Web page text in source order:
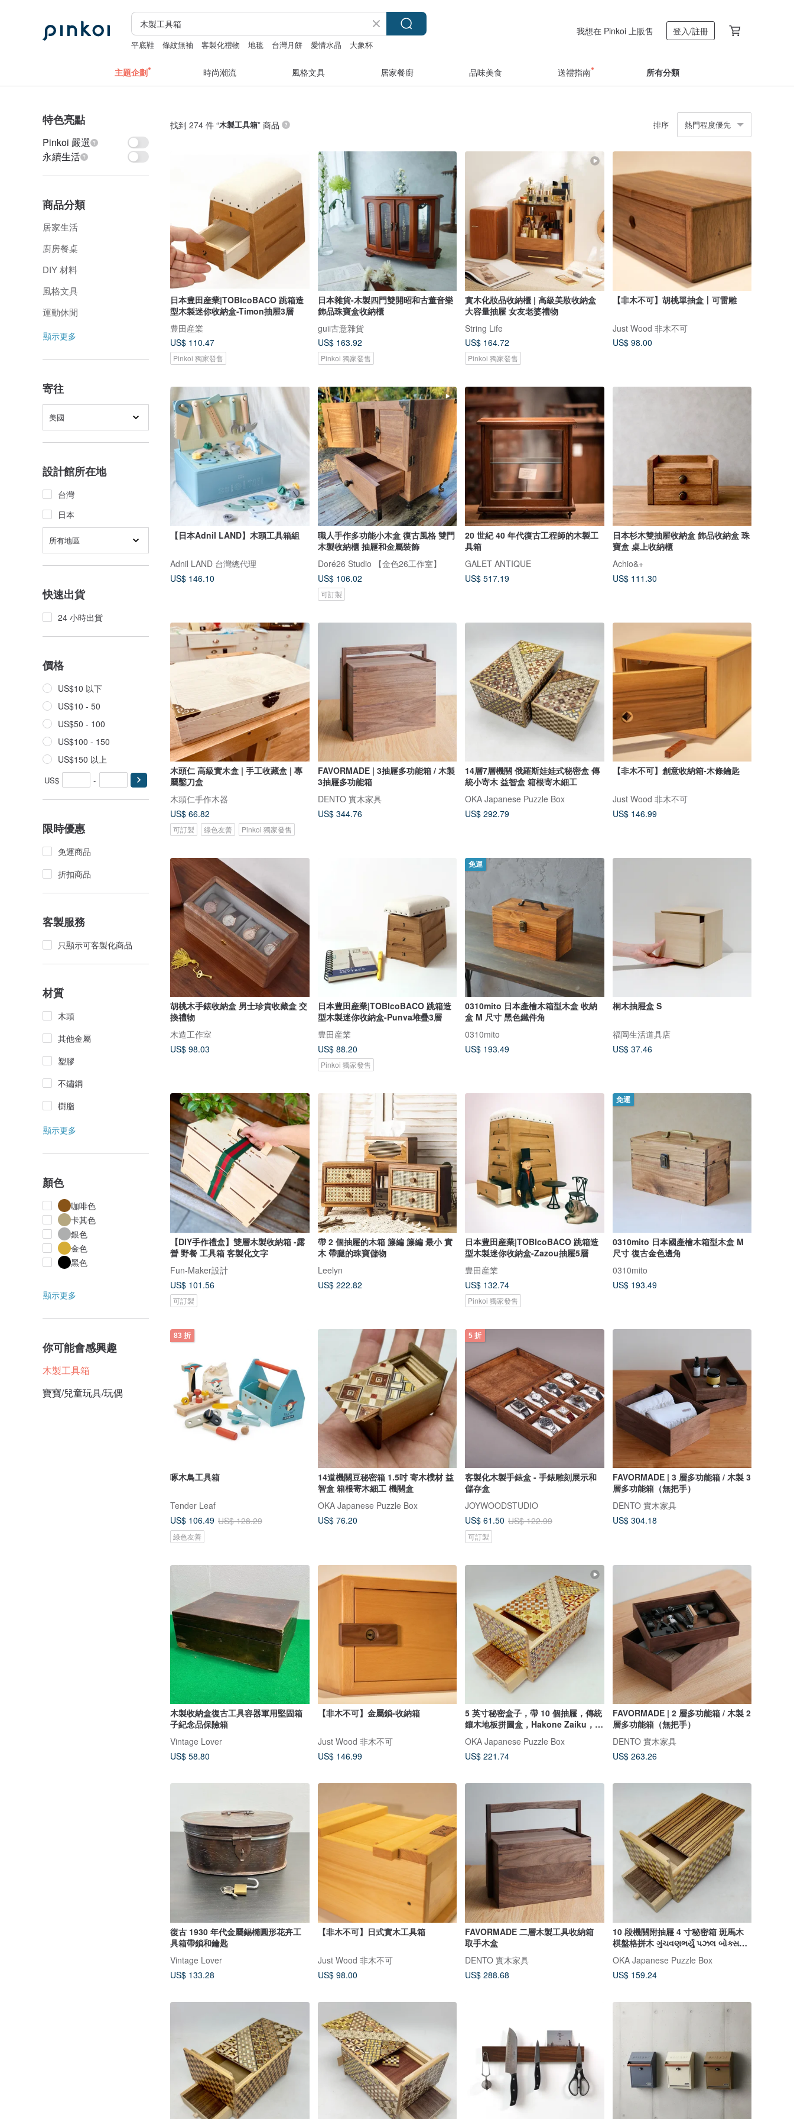
平底鞋 條紋無袖 客製化禮物 地毯 台灣月餅 愛情水晶
大象杯
我想在 Pinkoi 上販售 登入/註冊
主題企劃 時尚潮流 風格文具 居家餐廚 品味美食 送禮指南 所有分類
特色亮點
Pinkoi 嚴選
永續生活
商品分類
居家生活
廚房餐桌
DIY 材料
風格文具
運動休閒
顯示更多
寄往
美國
設計館所在地
台灣
日本
所有地區
快速出貨
24 小時出貨
價格
US$10 以下
US$10 - 50
US$50 - 100
US$100 - 150
US$150 以上
US$ -
限時優惠
免運商品
折扣商品
客製服務
只顯示可客製化商品
材質
木頭
其他金屬
塑膠
不鏽鋼
樹脂
顯示更多
顏色
咖啡色
卡其色
銀色
金色
黑色
顯示更多
你可能會感興趣
木製工具箱
寶寶/兒童玩具/玩偶
找到 274 件 “木製工具箱” 商品 排序 熱門程度優先
日本豊田産業|TOBIcoBACO 跳箱造
型木製迷你收納盒-Timon抽屜3層
豊田産業
US$ 110.47
Pinkoi 獨家發售
日本雜貨-木製四門雙開昭和古董音樂
飾品珠寶盒收納櫃
guii古意雜貨
US$ 163.92
Pinkoi 獨家發售
實木化妝品收納櫃 | 高級美妝收納盒
大容量抽屜 女友老婆禮物
String Life
US$ 164.72
Pinkoi 獨家發售
【非木不可】胡桃單抽盒丨可雷雕
Just Wood 非木不可
US$ 98.00
【日本Adnil LAND】木頭工具箱組
Adnil LAND 台灣總代理
US$ 146.10
職人手作多功能小木盒 復古風格 雙門
木製收納櫃 抽屜和金屬裝飾
Doré26 Studio 【金色26工作室】
US$ 106.02
可訂製
20 世紀 40 年代復古工程師的木製工
具箱
GALET ANTIQUE
US$ 517.19
日本杉木雙抽屜收納盒 飾品收納盒 珠
寶盒 桌上收納櫃
Achio&+
US$ 111.30
木頭仁 高級實木盒 | 手工收藏盒 | 專
屬鑿刀盒
木頭仁手作木器
US$ 66.82
可訂製 綠色友善 Pinkoi 獨家發售
FAVORMADE | 3抽屜多功能箱 / 木製
3抽屜多功能箱
DENTO 實木家具
US$ 344.76
14層7層機關 俄羅斯娃娃式秘密盒 傳
統小寄木 益智盒 箱根寄木細工
OKA Japanese Puzzle Box
US$ 292.79
【非木不可】創意收納箱-木條鑰匙
Just Wood 非木不可
US$ 146.99
胡桃木手錶收納盒 男士珍貴收藏盒 交
換禮物
木造工作室
US$ 98.03
日本豊田産業|TOBIcoBACO 跳箱造
型木製迷你收納盒-Punva堆疊3層
豊田産業
US$ 88.20
Pinkoi 獨家發售
免運
0310mito 日本產檜木箱型木盒 收納
盒 M 尺寸 黑色鐵件角
0310mito
US$ 193.49
桐木抽屜盒 S
福岡生活道具店
US$ 37.46
【DIY手作禮盒】雙層木製收納箱 -露
營 野餐 工具箱 客製化文字
Fun-Maker設計
US$ 101.56
可訂製
帶 2 個抽屜的木箱 籐編 籐編 最小 實
木 帶腿的珠寶儲物
Leelyn
US$ 222.82
日本豊田産業|TOBIcoBACO 跳箱造
型木製迷你收納盒-Zazou抽屜5層
豊田産業
US$ 132.74
Pinkoi 獨家發售
免運
0310mito 日本國產檜木箱型木盒 M
尺寸 復古金色邊角
0310mito
US$ 193.49
83 折
啄木鳥工具箱
Tender Leaf
US$ 106.49 US$ 128.29
綠色友善
14道機關豆秘密箱 1.5吋 寄木樸材 益
智盒 箱根寄木細工 機關盒
OKA Japanese Puzzle Box
US$ 76.20
5 折
客製化木製手錶盒 - 手錶雕刻展示和
儲存盒
JOYWOODSTUDIO
US$ 61.50 US$ 122.99
可訂製
FAVORMADE | 3 層多功能箱 / 木製 3
層多功能箱（無把手）
DENTO 實木家具
US$ 304.18
木製收納盒復古工具容器軍用堅固箱
子紀念品保險箱
Vintage Lover
US$ 58.80
【非木不可】金屬鎖-收納箱
Just Wood 非木不可
US$ 146.99
5 英寸秘密盒子，帶 10 個抽屜，傳統
鑲木地板拼圖盒，Hakone Zaiku，
Hiroyuki Oka 設計
OKA Japanese Puzzle Box
US$ 221.74
FAVORMADE | 2 層多功能箱 / 木製 2
層多功能箱（無把手）
DENTO 實木家具
US$ 263.26
復古 1930 年代金屬錫橢圓形花卉工
具箱帶鎖和鑰匙
Vintage Lover
US$ 133.28
【非木不可】日式實木工具箱
Just Wood 非木不可
US$ 98.00
FAVORMADE 二層木製工具收納箱
取手木盒
DENTO 實木家具
US$ 288.68
10 段機關附抽屜 4 寸秘密箱 斑馬木
棋盤格拼木 ગુંચવણભર્યું પઝલ બોક્સ
OKA Japanese Puzzle Box
US$ 159.24